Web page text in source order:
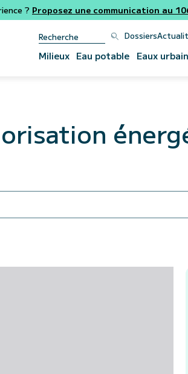
? Proposez une communication au
Dossiers
Milieux Eau potable Eaux